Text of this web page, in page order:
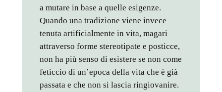
a mutare in base a quelle esigenze.
Quando una tradizione viene invece
tenuta artificialmente in vita, magari
attraverso forme stereotipate e posticce,
non ha più senso di esistere se non come
feticcio di un’epoca della vita che è già
passata e che non si lascia ringiovanire.